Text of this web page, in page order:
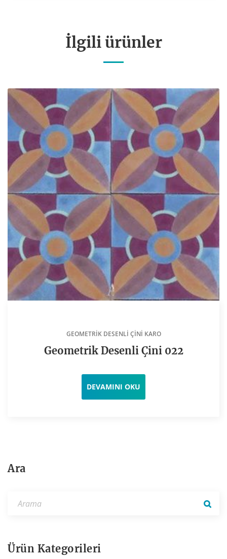
İlgili ürünler
GEOMETRIK DESENLI ÇINI KARO
Geometrik Desenli Çini 022
DEVAMINI OKU
Ara
Ürün Kategorileri